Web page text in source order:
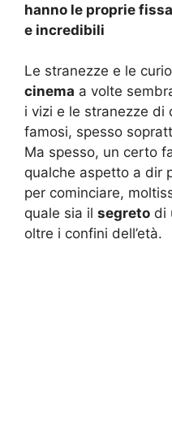
hanno le proprie
e incredibili
Le stranezze e le
cinema a volte
i vizi e le stranezze di
famosi, spesso
Ma spesso, un certo
qualche aspetto a dir
per cominciare,
quale sia il segreto di
oltre i confini dell’età.